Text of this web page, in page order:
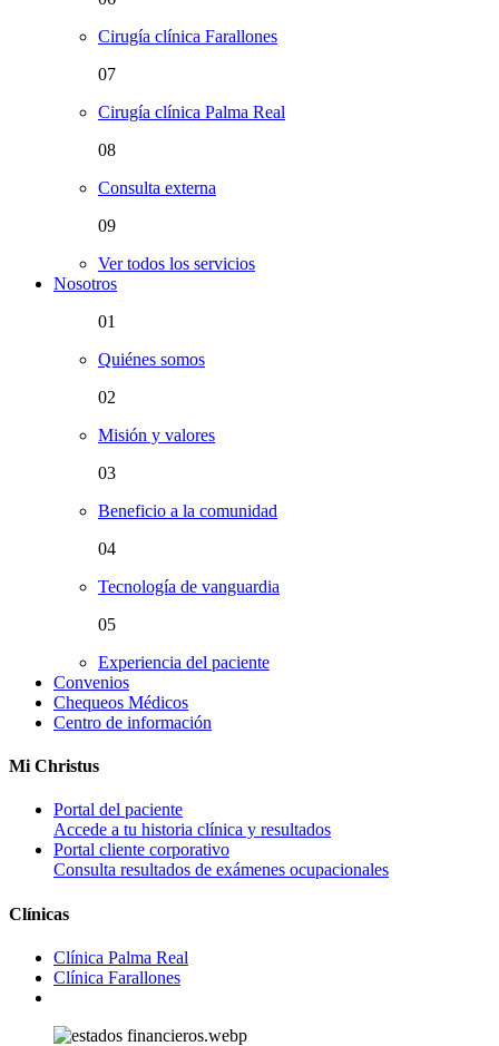
Cirugía clínica Farallones
07
Cirugía clínica Palma Real
08
Consulta externa
09
Ver todos los servicios
Nosotros
01
Quiénes somos
02
Misión y valores
03
Beneficio a la comunidad
04
Tecnología de vanguardia
05
Experiencia del paciente
Convenios
Chequeos Médicos
Centro de información
Mi Christus
Portal del paciente
Accede a tu historia clínica y resultados
Portal cliente corporativo
Consulta resultados de exámenes ocupacionales
Clínicas
Clínica Palma Real
Clínica Farallones